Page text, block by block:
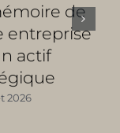
de
entreprise
actif
2026